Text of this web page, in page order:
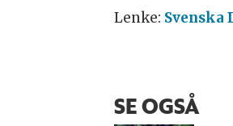
Lenke: Svenska
SE OGSÅ